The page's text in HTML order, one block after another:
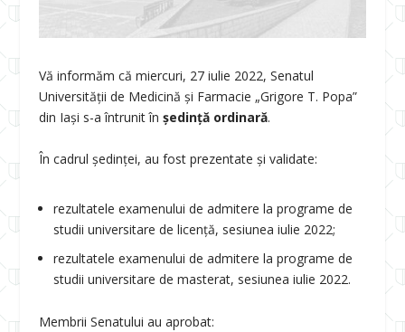
Vă informăm că miercuri, 27 iulie 2022, Senatul
Universității de Medicină și Farmacie „Grigore T. Popa”
din Iași s-a întrunit în ședință ordinară.
În cadrul ședinței, au fost prezentate și validate:
rezultatele examenului de admitere la programe de
studii universitare de licență, sesiunea iulie 2022;
rezultatele examenului de admitere la programe de
studii universitare de masterat, sesiunea iulie 2022.
Membrii Senatului au aprobat: